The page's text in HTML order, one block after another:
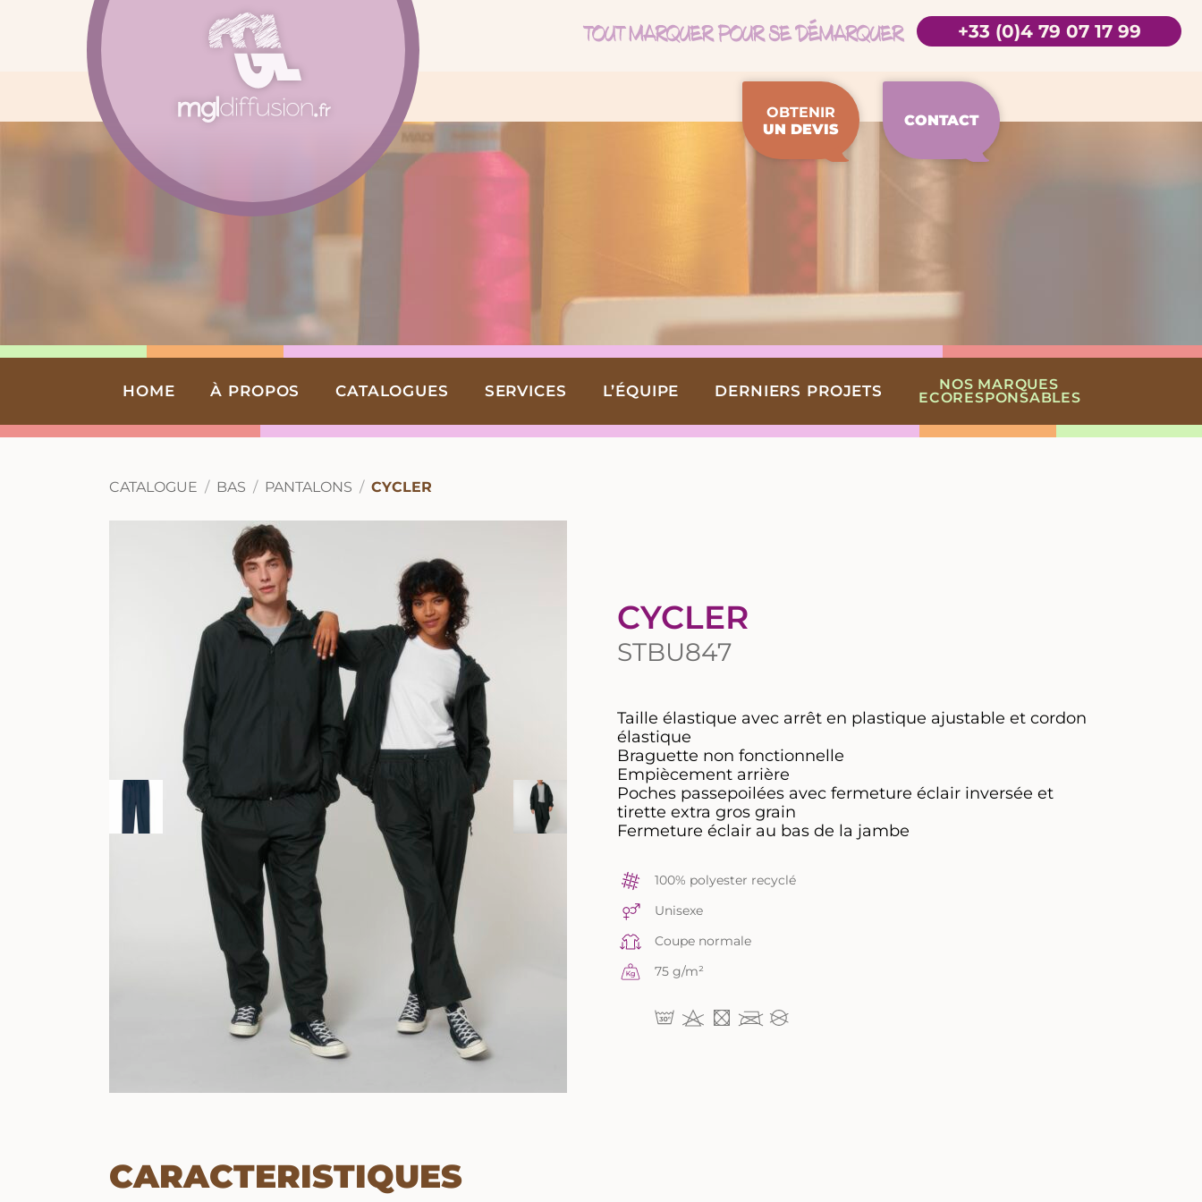
+33 (0)4 79 07 17 99
OBTENIR
UN DEVIS
CONTACT
HOME À PROPOS CATALOGUES SERVICES L’ÉQUIPE DERNIERS PROJETS NOS MARQUES
ECORESPONSABLES
CATALOGUE BAS PANTALONS CYCLER
CYCLER
STBU847
Taille élastique avec arrêt en plastique ajustable et cordon
élastique
Braguette non fonctionnelle
Empiècement arrière
Poches passepoilées avec fermeture éclair inversée et
tirette extra gros grain
Fermeture éclair au bas de la jambe
100% polyester recyclé
Unisexe
Coupe normale
75 g/m²
CARACTERISTIQUES